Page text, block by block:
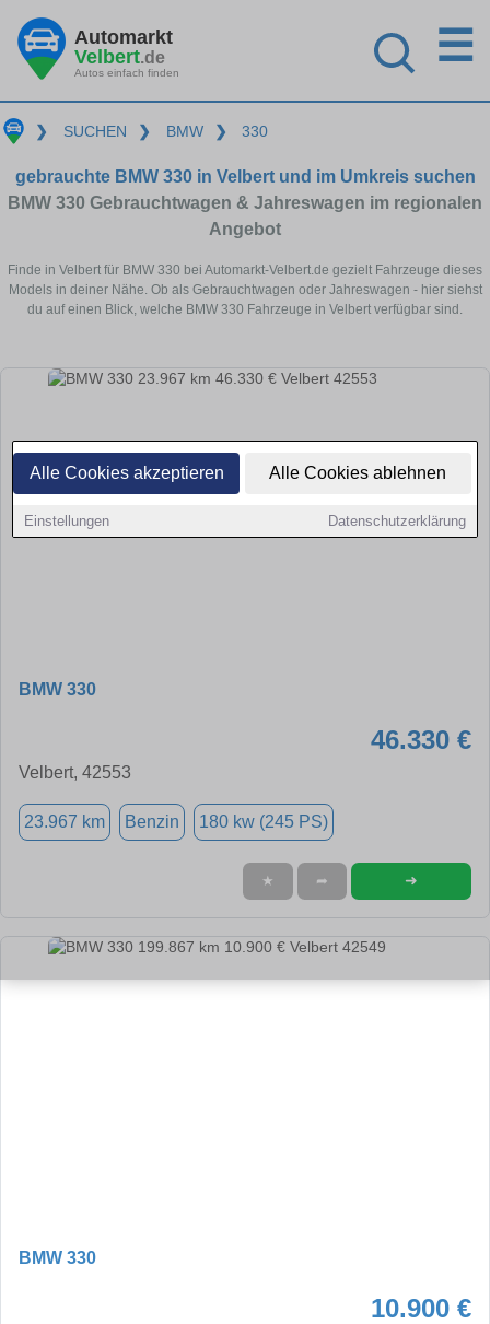
Alle Cookies akzeptieren Alle Cookies ablehnen
Einstellungen Datenschutzerklärung
Automarkt
Velbert.de
Autos einfach finden
☰
❯ SUCHEN ❯ BMW ❯ 330
gebrauchte BMW 330 in Velbert und im Umkreis suchen
BMW 330 Gebrauchtwagen & Jahreswagen im regionalen
Angebot
Finde in Velbert für BMW 330 bei Automarkt-Velbert.de gezielt Fahrzeuge dieses
Models in deiner Nähe. Ob als Gebrauchtwagen oder Jahreswagen - hier siehst
du auf einen Blick, welche BMW 330 Fahrzeuge in Velbert verfügbar sind.
BMW 330
46.330 €
Velbert, 42553
23.967 km Benzin 180 kw (245 PS)
★ ➦ ➜
BMW 330
10.900 €